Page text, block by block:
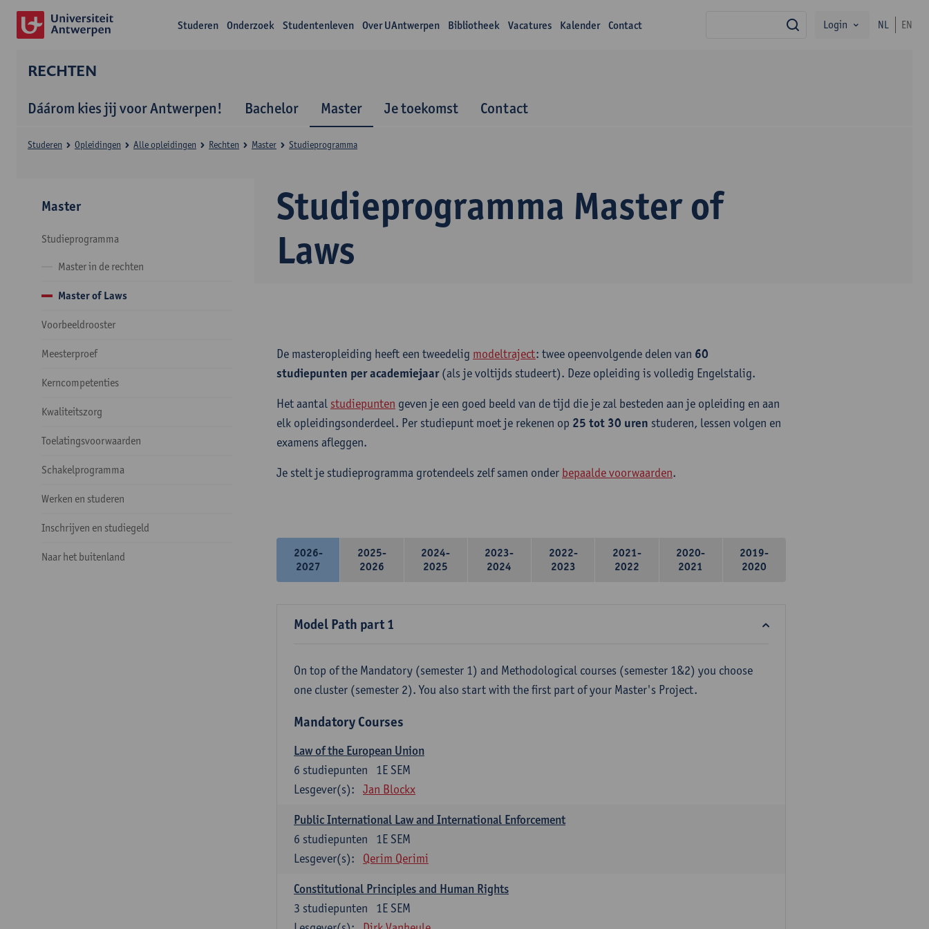
Studeren Onderzoek Studentenleven Over UAntwerpen Bibliotheek Vacatures Kalender Contact zoekLogin NL EN
RECHTEN
Dáárom kies jij voor Antwerpen! Bachelor Master Je toekomst Contact
Studieprogramma Master of
Laws
Studeren Opleidingen Alle opleidingen Rechten Master Studieprogramma
Master
Studieprogramma
Master in de rechten
Master of Laws
Voorbeeldrooster
Meesterproef
Kerncompetenties
Kwaliteitszorg
Toelatingsvoorwaarden
Schakelprogramma
Werken en studeren
Inschrijven en studiegeld
Naar het buitenland
De masteropleiding heeft een tweedelig modeltraject: twee opeenvolgende delen van 60
studiepunten per academiejaar(als je voltijds studeert). Deze opleiding is volledig Engelstalig.
Het aantal studiepunten geven je een goed beeld van de tijd die je zal besteden aan je opleiding en aan
elk opleidingsonderdeel. Per studiepunt moet je rekenen op 25 tot 30 uren studeren, lessen volgen en
examens afleggen.
Je stelt je studieprogramma grotendeels zelf samen onder bepaalde voorwaarden.
2026-
2027
2025-
2026
2024-
2025
2023-
2024
2022-
2023
2021-
2022
2020-
2021
2019-
2020
Model Path part 1
On top of the Mandatory (semester 1) and Methodological courses (semester 1&2) you choose
one cluster (semester 2). You also start with the first part of your Master's Project.
Mandatory Courses
Law of the European Union
1E SEM
6 studiepunten
Lesgever(s):
Jan Blockx
Public International Law and International Enforcement
1E SEM
6 studiepunten
Lesgever(s):
Qerim Qerimi
Constitutional Principles and Human Rights
1E SEM
3 studiepunten